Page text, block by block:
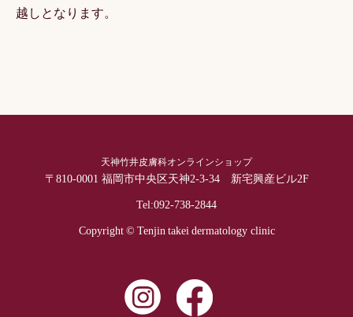
越しとなります。
天神竹井皮膚科オンラインショップ
〒810-0001 福岡市中央区天神2-3-34 新宅興産ビル2F
Tel:092-738-2844
Copyright © Tenjin takei dermatology clinic